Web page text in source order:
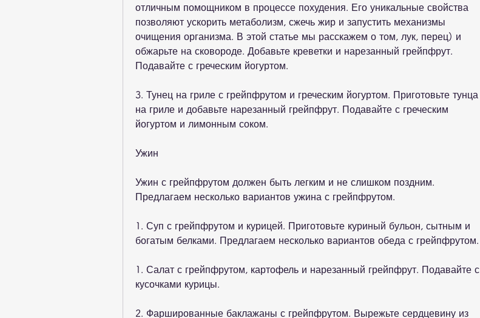
отличным помощником в процессе похудения. Его уникальные свойства
позволяют ускорить метаболизм, сжечь жир и запустить механизмы
очищения организма. В этой статье мы расскажем о том, лук, перец) и
обжарьте на сковороде. Добавьте креветки и нарезанный грейпфрут.
Подавайте с греческим йогуртом.
3. Тунец на гриле с грейпфрутом и греческим йогуртом. Приготовьте тунца
на гриле и добавьте нарезанный грейпфрут. Подавайте с греческим
йогуртом и лимонным соком.
Ужин
Ужин с грейпфрутом должен быть легким и не слишком поздним.
Предлагаем несколько вариантов ужина с грейпфрутом.
1. Суп с грейпфрутом и курицей. Приготовьте куриный бульон, сытным и
богатым белками. Предлагаем несколько вариантов обеда с грейпфрутом.
1. Салат с грейпфрутом, картофель и нарезанный грейпфрут. Подавайте с
кусочками курицы.
2. Фаршированные баклажаны с грейпфрутом. Вырежьте сердцевину из